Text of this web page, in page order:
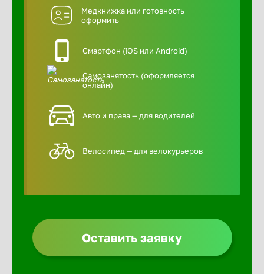
Медкнижка или готовность
оформить
Смартфон (iOS или Android)
Самозанятость (оформляется
онлайн)
Авто и права — для водителей
Велосипед — для велокурьеров
Оставить заявку